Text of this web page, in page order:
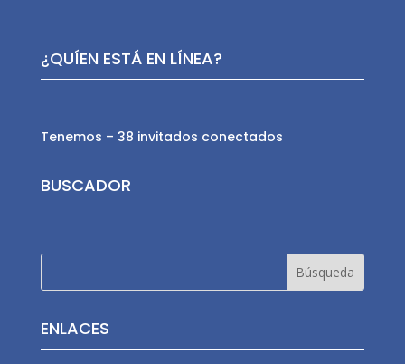
¿QUÍEN ESTÁ EN LÍNEA?
Tenemos – 38 invitados conectados
BUSCADOR
ENLACES